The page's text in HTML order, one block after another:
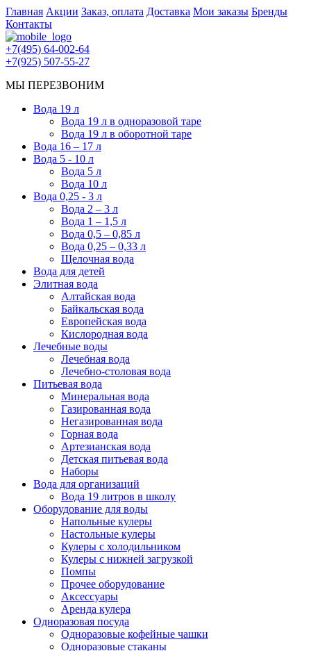
Главная Акции Заказ, оплата Доставка Мои заказы Бренды
Контакты
+7(495) 64-002-64
+7(925) 507-55-27
МЫ ПЕРЕЗВОНИМ
Вода 19 л
Вода 19 л в одноразовой таре
Вода 19 л в оборотной таре
Вода 16 – 17 л
Вода 5 - 10 л
Вода 5 л
Вода 10 л
Вода 0,25 - 3 л
Вода 2 – 3 л
Вода 1 – 1,5 л
Вода 0,5 – 0,85 л
Вода 0,25 – 0,33 л
Щелочная вода
Вода для детей
Элитная вода
Алтайская вода
Байкальская вода
Европейская вода
Кислородная вода
Лечебные воды
Лечебная вода
Лечебно-столовая вода
Питьевая вода
Минеральная вода
Газированная вода
Негазированная вода
Горная вода
Артезианская вода
Детская питьевая вода
Наборы
Вода для организаций
Вода 19 литров в школу
Оборудование для воды
Напольные кулеры
Настольные кулеры
Кулеры с холодильником
Кулеры с нижней загрузкой
Помпы
Прочее оборудование
Аксессуары
Аренда кулера
Одноразовая посуда
Одноразовые кофейные чашки
Одноразовые стаканы